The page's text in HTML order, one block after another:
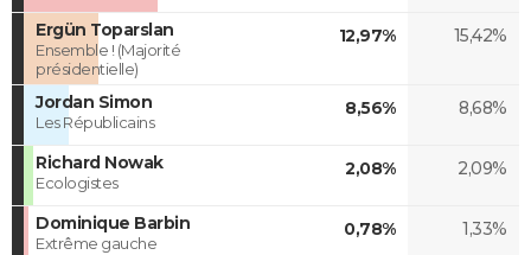
Ergün Toparslan
Ensemble ! (Majorité
présidentielle)
12,97% 15,42%
Jordan Simon
Les Républicains
8,56% 8,68%
Richard Nowak
Ecologistes
2,08% 2,09%
Dominique Barbin
Extrême gauche
0,78% 1,33%